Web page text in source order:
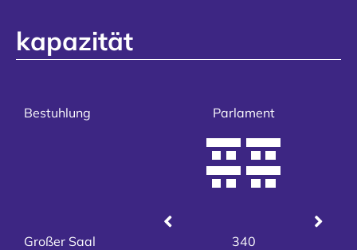
kapazität
Bestuhlung
Großer Saal
Reihe
914
Parlament
340